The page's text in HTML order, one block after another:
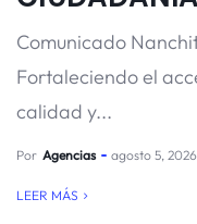
Comunicado
Fortaleciendo el
calidad y...
Por Agencias agosto 5, 2026
LEER MÁS